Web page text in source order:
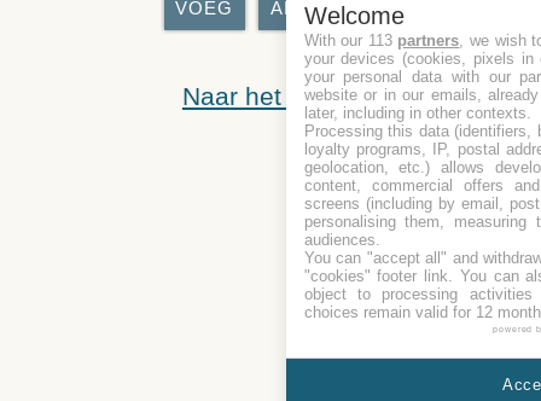
Naar het begin
Welcome
With our 113 partners , we wish
your devices (cookies, pixels
your personal data with our
website or in our emails,
later, including in other contexts.
Processing this data (identifiers,
loyalty programs, IP, postal
geolocation, etc.) allows
content, commercial offers
screens (including by email,
personalising them, measuring
audiences.
You can "accept all" and
"cookies" footer link . You can
object to processing
choices remain valid for 12
powered